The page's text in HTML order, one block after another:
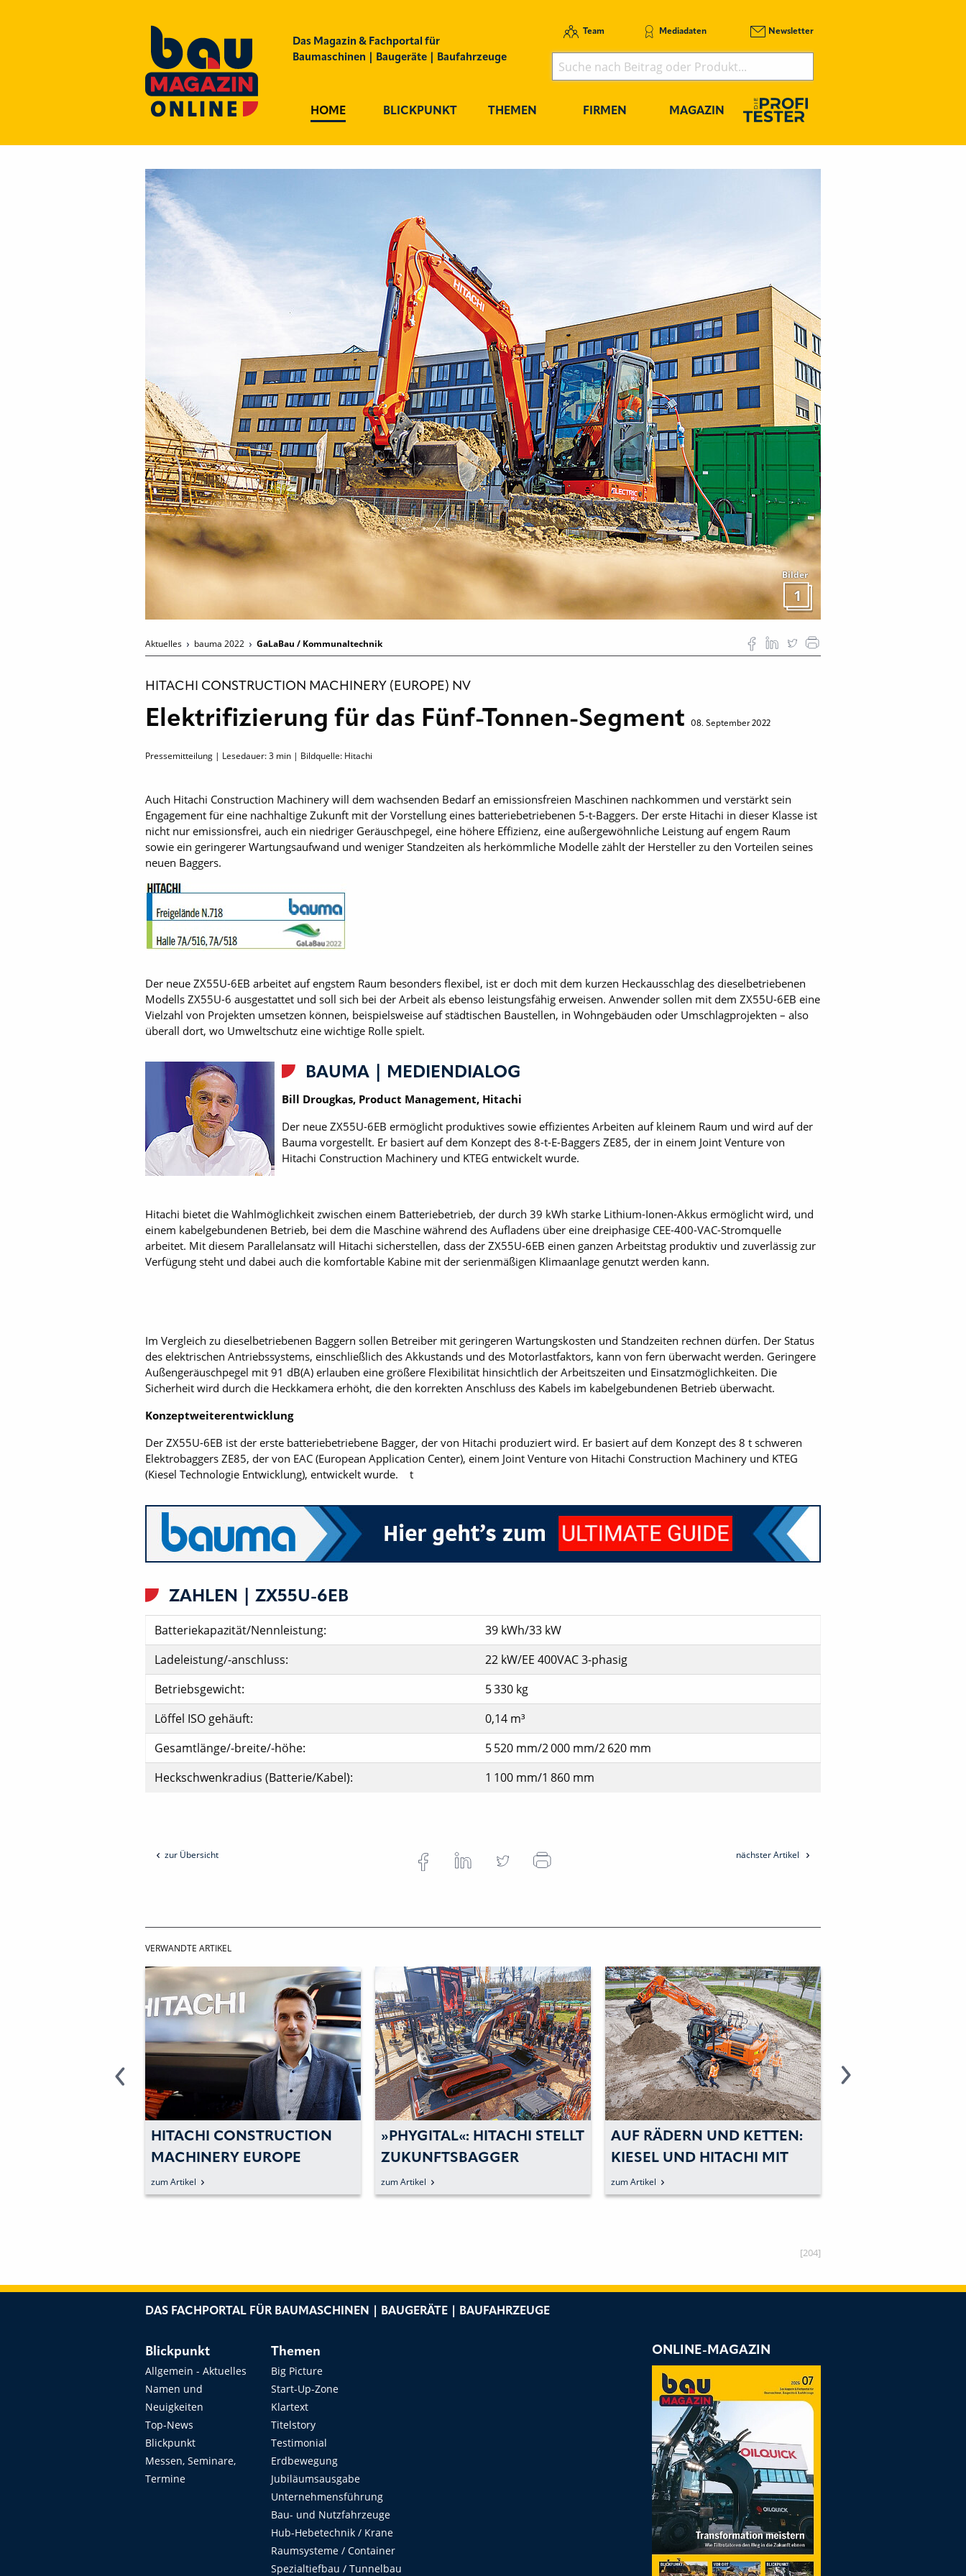
Das Magazin & Fachportal für
Baumaschinen | Baugeräte | Baufahrzeuge
Team Mediadaten Newsletter
HOME BLICKPUNKT THEMEN FIRMEN MAGAZIN
Bilder
1
Aktuelles bauma 2022 GaLaBau / Kommunaltechnik
HITACHI CONSTRUCTION MACHINERY (EUROPE) NV
Elektrifizierung für das Fünf-Tonnen-Segment 08. September 2022
Pressemitteilung | Lesedauer:3 min | Bildquelle: Hitachi
Auch Hitachi Construction Machinery will dem wachsenden Bedarf an emissionsfreien Maschinen nachkommen und verstärkt sein
Engagement für eine nachhaltige Zukunft mit der Vorstellung eines batteriebetriebenen 5-t-Baggers. Der erste Hitachi in dieser Klasse ist
nicht nur emissionsfrei, auch ein niedriger Geräuschpegel, eine höhere Effizienz, eine außergewöhnliche Leistung auf engem Raum
sowie ein geringerer Wartungsaufwand und weniger Standzeiten als herkömmliche Modelle zählt der Hersteller zu den Vorteilen seines
neuen Baggers.
Der neue ZX55U-6EB arbeitet auf engstem Raum besonders flexibel, ist er doch mit dem kurzen Heckausschlag des dieselbetriebenen
Modells ZX55U-6 ausgestattet und soll sich bei der Arbeit als ebenso leistungsfähig erweisen. Anwender sollen mit dem ZX55U-6EB eine
Vielzahl von Projekten umsetzen können, beispielsweise auf städtischen Baustellen, in Wohngebäuden oder Umschlagprojekten – also
überall dort, wo Umweltschutz eine wichtige Rolle spielt.
BAUMA | MEDIENDIALOG
Bill Drougkas, Product Management, Hitachi
Der neue ZX55U-6EB ermöglicht produktives sowie effizientes Arbeiten auf kleinem Raum und wird auf der
Bauma vorgestellt. Er basiert auf dem Konzept des 8-t-E-Baggers ZE85, der in einem Joint Venture von
Hitachi Construction Machinery und KTEG entwickelt wurde.
Hitachi bietet die Wahlmöglichkeit zwischen einem Batteriebetrieb, der durch 39 kWh starke Lithium-Ionen-Akkus ermöglicht wird, und
einem kabelgebundenen Betrieb, bei dem die Maschine während des Aufladens über eine dreiphasige CEE-400-VAC-Stromquelle
arbeitet. Mit diesem Parallelansatz will Hitachi sicherstellen, dass der ZX55U-6EB einen ganzen Arbeitstag produktiv und zuverlässig zur
Verfügung steht und dabei auch die komfortable Kabine mit der serienmäßigen Klimaanlage genutzt werden kann.
Im Vergleich zu dieselbetriebenen Baggern sollen Betreiber mit geringeren Wartungskosten und Standzeiten rechnen dürfen. Der Status
des elektrischen Antriebssystems, einschließlich des Akkustands und des Motorlastfaktors, kann von fern überwacht werden. Geringere
Außengeräuschpegel mit 91 dB(A) erlauben eine größere Flexibilität hinsichtlich der Arbeitszeiten und Einsatzmöglichkeiten. Die
Sicherheit wird durch die Heckkamera erhöht, die den korrekten Anschluss des Kabels im kabelgebundenen Betrieb überwacht.
Konzeptweiterentwicklung
Der ZX55U-6EB ist der erste batteriebetriebene Bagger, der von Hitachi produziert wird. Er basiert auf dem Konzept des 8 t schweren
Elektrobaggers ZE85, der von EAC (European Application Center), einem Joint Venture von Hitachi Construction Machinery und KTEG
(Kiesel Technologie Entwicklung), entwickelt wurde. t
ZAHLEN | ZX55U-6EB
Batteriekapazität/Nennleistung:
39 kWh/33 kW
Ladeleistung/-anschluss:
22 kW/EE 400VAC 3-phasig
Betriebsgewicht:
5 330 kg
Löffel ISO gehäuft:
0,14 m³
Gesamtlänge/-breite/-höhe:
5 520 mm/2 000 mm/2 620 mm
Heckschwenkradius (Batterie/Kabel):
1 100 mm/1 860 mm
zur Übersicht nächster Artikel
VERWANDTE ARTIKEL
HITACHI CONSTRUCTION
MACHINERY EUROPE
(HCME) ERWEITERT DAS
FÜHRUNGSTEAM UM
zum Artikel
»PHYGITAL«: HITACHI STELLT
ZUKUNFTSBAGGER
»LANDCROS ONE« VOR
zum Artikel
AUF RÄDERN UND KETTEN:
KIESEL UND HITACHI MIT
GROSSAUFGEBOT IN M
ÜNCHEN
zum Artikel
[204]
DAS FACHPORTAL FÜR BAUMASCHINEN | BAUGERÄTE | BAUFAHRZEUGE
Blickpunkt
Allgemein - Aktuelles
Namen und
Neuigkeiten
Top-News
Blickpunkt
Messen, Seminare,
Termine
Themen
Big Picture
Start-Up-Zone
Klartext
Titelstory
Testimonial
Erdbewegung
Jubiläumsausgabe
Unternehmensführung
Bau- und Nutzfahrzeuge
Hub-Hebetechnik / Krane
Raumsysteme / Container
Spezialtiefbau / Tunnelbau
ONLINE-MAGAZIN